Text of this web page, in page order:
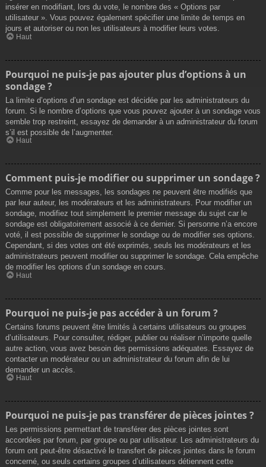
insérer en modifiant, lors du vote, le nombre des « Options par
utilisateur ». Vous pouvez également spécifier une limite de temps en
jours et autoriser ou non les utilisateurs à modifier leurs votes.
Haut
Pourquoi ne puis-je pas ajouter plus d’options à un
sondage ?
La limite d’options d’un sondage est décidée par les administrateurs du
forum. Si le nombre d’options que vous pouvez ajouter à un sondage vous
semble trop restreint, essayez de demander à un administrateur du forum
s’il est possible de l’augmenter.
Haut
Comment puis-je modifier ou supprimer un sondage ?
Comme pour les messages, les sondages ne peuvent être modifiés que
par leur auteur, les modérateurs et les administrateurs. Pour modifier un
sondage, modifiez tout simplement le premier message du sujet car le
sondage est obligatoirement associé à ce dernier. Si personne n’a encore
voté, il est possible de supprimer le sondage ou de modifier ses options.
Cependant, si des votes ont été exprimés, seuls les modérateurs et les
administrateurs peuvent modifier ou supprimer le sondage. Cela empêche
de modifier les options d’un sondage en cours.
Haut
Pourquoi ne puis-je pas accéder à un forum ?
Certains forums peuvent être limités à certains utilisateurs ou groupes
d’utilisateurs. Pour consulter, rédiger, publier ou réaliser n’importe quelle
autre action, vous avez besoin des permissions adéquates. Essayez de
contacter un modérateur ou un administrateur du forum afin de lui
demander un accès.
Haut
Pourquoi ne puis-je pas transférer de pièces jointes ?
Les permissions permettant de transférer des pièces jointes sont
accordées par forum, par groupe ou par utilisateur. Les administrateurs du
forum ont peut-être désactivé le transfert de pièces jointes dans le forum
concerné, ou seuls certains groupes d’utilisateurs détiennent cette